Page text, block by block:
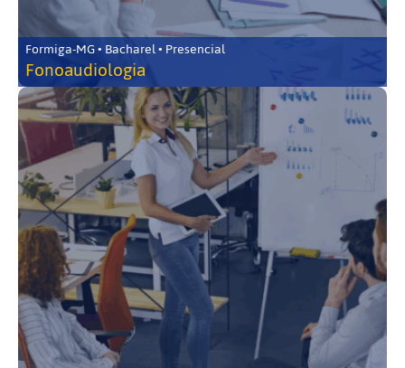
Formiga-MG • Bacharel • Presencial
Fonoaudiologia